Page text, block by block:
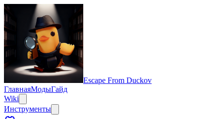
Escape From Duckov
ГлавнаяМодыГайд
Wiki
Инструменты